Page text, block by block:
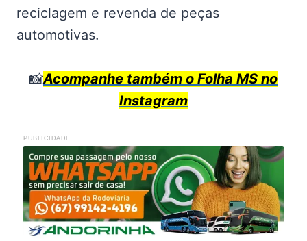
reciclagem e revenda de peças
automotivas.
📸Acompanhe também o Folha MS no
Instagram
PUBLICIDADE